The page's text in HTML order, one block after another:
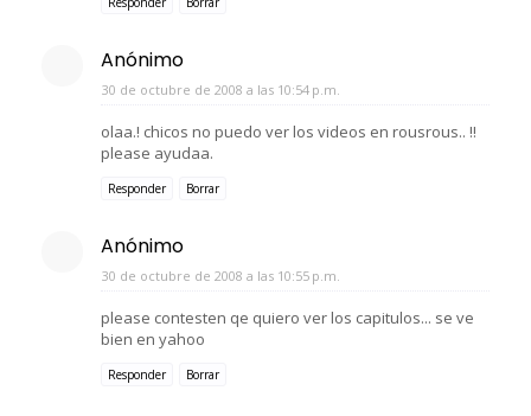
Anónimo
30 de octubre de 2008 a las 10:54 p.m.
olaa.! chicos no puedo ver los videos en rousrous.. !!
please ayudaa.
Responder Borrar
Anónimo
30 de octubre de 2008 a las 10:55 p.m.
please contesten qe quiero ver los capitulos... se ve
bien en yahoo
Responder Borrar